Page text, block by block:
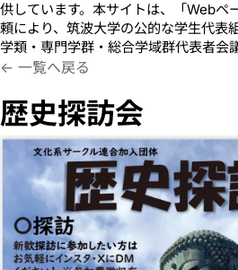
供しています。本サイトは、「Webペ
頼により、筑波大学の公的な学生代表
学類・専門学群・総合学域群代表者会
れきしたんぼうかい
一覧へ戻る
歴史探訪会